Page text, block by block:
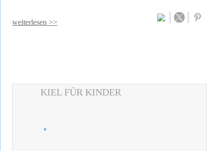
weiterlesen >>
KIEL FÜR KINDER